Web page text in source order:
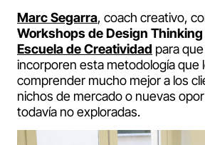
Marc Segarra, coach creativo,
Workshops de Design Thinking
Escuela de Creatividad para
incorporen esta metodología que
comprender mucho mejor a los
nichos de mercado o nuevas
todavía no exploradas.